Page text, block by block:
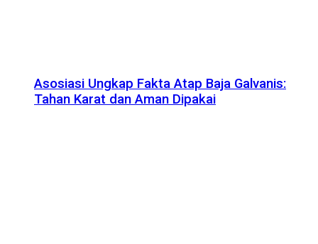
Asosiasi Ungkap Fakta Atap Baja Galvanis:
Tahan Karat dan Aman Dipakai